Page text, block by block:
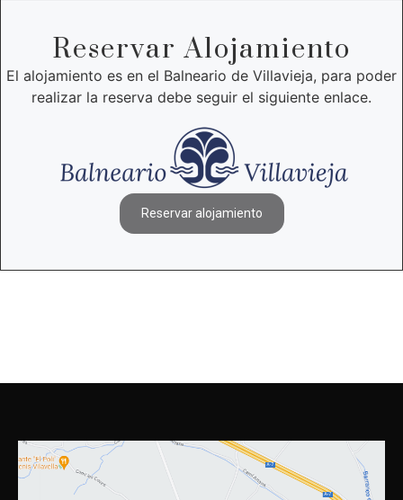
Reservar Alojamiento
El alojamiento es en el Balneario de Villavieja, para poder
realizar la reserva debe seguir el siguiente enlace.
Reservar alojamiento